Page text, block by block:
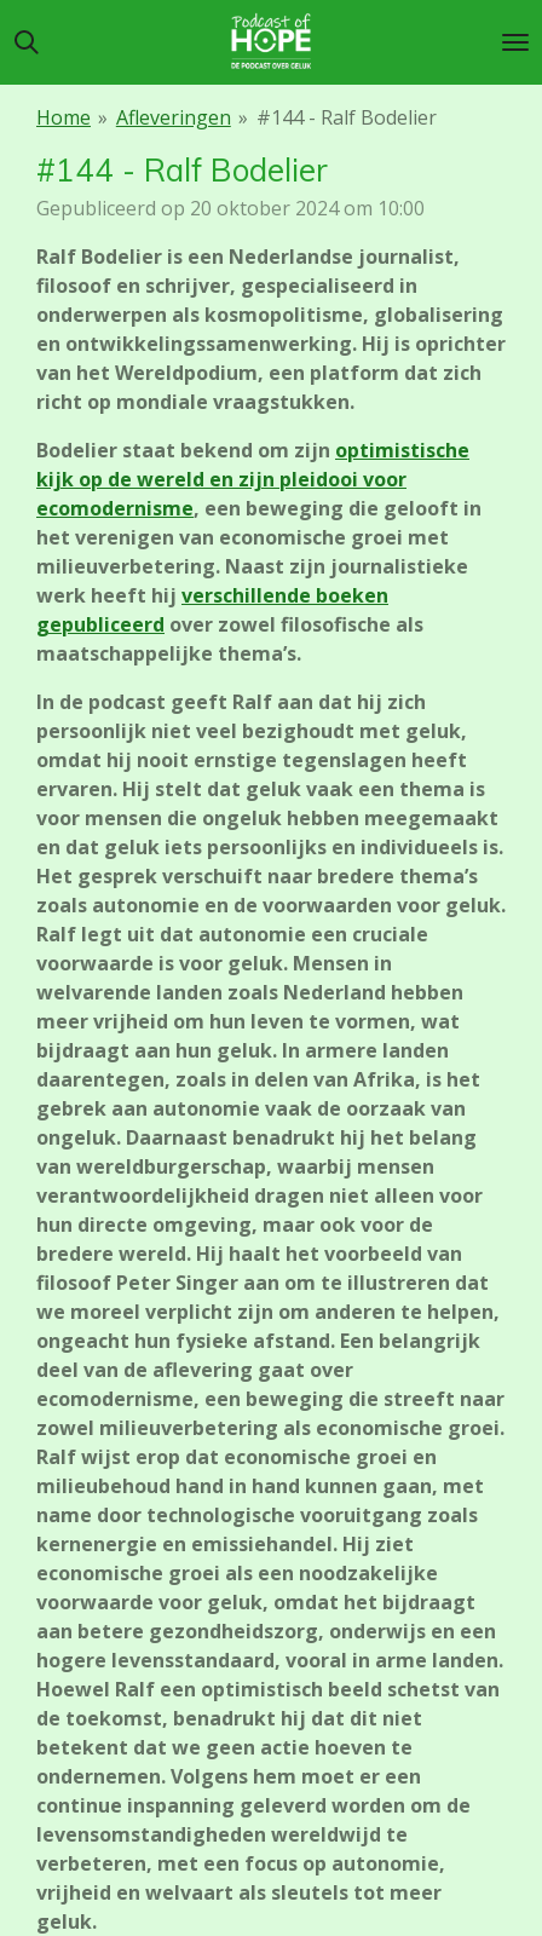
direct
naar
Home » Afleveringen » #144 - Ralf Bodelier
#144 - Ralf Bodelier
Gepubliceerd op 20 oktober 2024 om 10:00
Ralf Bodelier is een Nederlandse journalist,
filosoof en schrijver, gespecialiseerd in
onderwerpen als kosmopolitisme, globalisering
en ontwikkelingssamenwerking. Hij is oprichter
van het Wereldpodium, een platform dat zich
richt op mondiale vraagstukken.
Bodelier staat bekend om zijn optimistische
kijk op de wereld en zijn pleidooi voor
ecomodernisme, een beweging die gelooft in
het verenigen van economische groei met
milieuverbetering. Naast zijn journalistieke
werk heeft hij verschillende boeken
gepubliceerd over zowel filosofische als
maatschappelijke thema’s.
In de podcast geeft Ralf aan dat hij zich
persoonlijk niet veel bezighoudt met geluk,
omdat hij nooit ernstige tegenslagen heeft
ervaren. Hij stelt dat geluk vaak een thema is
voor mensen die ongeluk hebben meegemaakt
en dat geluk iets persoonlijks en individueels is.
Het gesprek verschuift naar bredere thema’s
zoals autonomie en de voorwaarden voor geluk.
Ralf legt uit dat autonomie een cruciale
voorwaarde is voor geluk. Mensen in
welvarende landen zoals Nederland hebben
meer vrijheid om hun leven te vormen, wat
bijdraagt aan hun geluk. In armere landen
daarentegen, zoals in delen van Afrika, is het
gebrek aan autonomie vaak de oorzaak van
ongeluk. Daarnaast benadrukt hij het belang
van wereldburgerschap, waarbij mensen
verantwoordelijkheid dragen niet alleen voor
hun directe omgeving, maar ook voor de
bredere wereld. Hij haalt het voorbeeld van
filosoof Peter Singer aan om te illustreren dat
we moreel verplicht zijn om anderen te helpen,
ongeacht hun fysieke afstand. Een belangrijk
deel van de aflevering gaat over
ecomodernisme, een beweging die streeft naar
zowel milieuverbetering als economische groei.
Ralf wijst erop dat economische groei en
milieubehoud hand in hand kunnen gaan, met
name door technologische vooruitgang zoals
kernenergie en emissiehandel. Hij ziet
economische groei als een noodzakelijke
voorwaarde voor geluk, omdat het bijdraagt
aan betere gezondheidszorg, onderwijs en een
hogere levensstandaard, vooral in arme landen.
Hoewel Ralf een optimistisch beeld schetst van
de toekomst, benadrukt hij dat dit niet
betekent dat we geen actie hoeven te
ondernemen. Volgens hem moet er een
continue inspanning geleverd worden om de
levensomstandigheden wereldwijd te
verbeteren, met een focus op autonomie,
vrijheid en welvaart als sleutels tot meer
geluk.